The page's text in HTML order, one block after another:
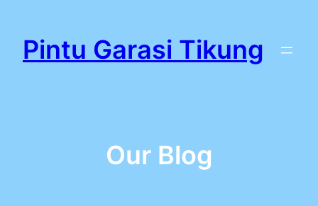
kontenPintu Garasi Tikung
Our Blog